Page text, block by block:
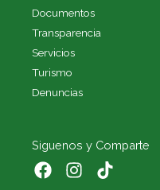
Documentos
Transparencia
Servicios
Turismo
Denuncias
Siguenos y Comparte